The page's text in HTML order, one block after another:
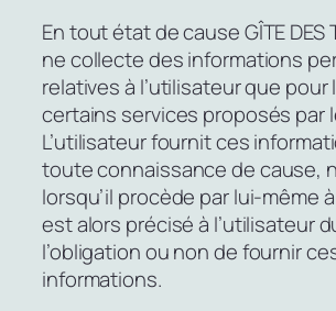
En tout état de cause GÎTE DES
ne collecte des informations
relatives à l’utilisateur que pour
certains services proposés par
L’utilisateur fournit ces
toute connaissance de cause,
lorsqu’il procède par lui-même
est alors précisé à l’utilisateur
l’obligation ou non de fournir
informations.